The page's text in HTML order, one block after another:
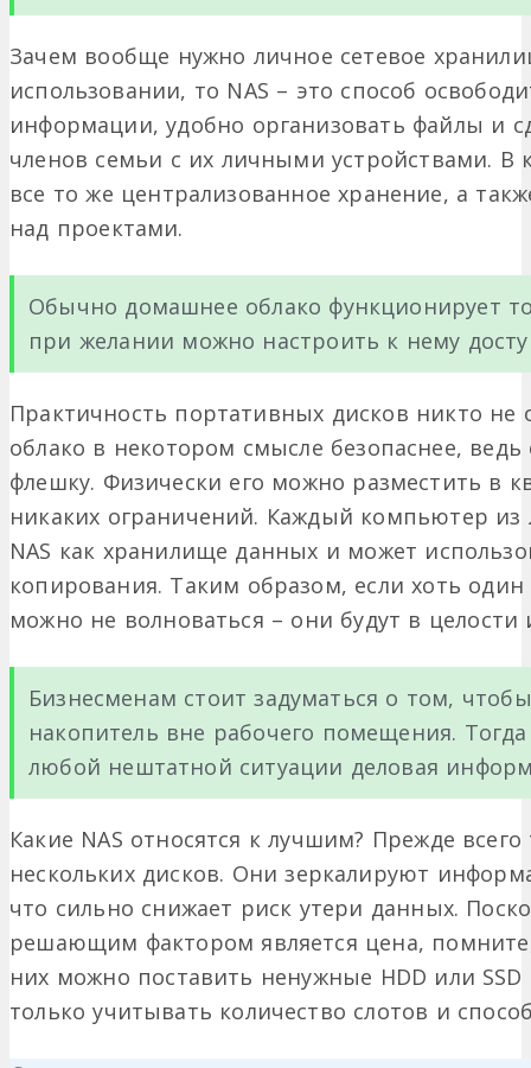
Зачем вообще нужно личное сетевое
использовании, то NAS – это способ
информации, удобно организовать файлы и
членов семьи с их личными устройствами. В
все то же централизованное хранение, а
над проектами.
Обычно домашнее облако функционирует
при желании можно настроить к нему
Практичность портативных дисков никто не
облако в некотором смысле безопаснее, ведь
флешку. Физически его можно разместить в
никаких ограничений. Каждый компьютер из
NAS как хранилище данных и может
копирования. Таким образом, если хоть
можно не волноваться – они будут в целости
Бизнесменам стоит задуматься о том,
накопитель вне рабочего помещения.
любой нештатной ситуации деловая
Какие NAS относятся к лучшим? Прежде
нескольких дисков. Они зеркалируют
что сильно снижает риск утери данных.
решающим фактором является цена,
них можно поставить ненужные HDD или
только учитывать количество слотов и